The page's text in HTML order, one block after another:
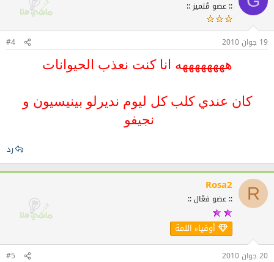
:: عضو مُتميز ::
19 جوان 2010 #4
ههههههههه انا كنت نعذب الحيوانات
كان عندي كلب كل ليوم نديرلو بينيسيون و
نجيفو
رد
R
Rosa2
:: عضو فعّال ::
أوفياء اللمة
20 جوان 2010 #5